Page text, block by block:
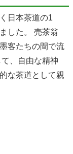
日本茶道の1
した。 売茶翁
客たちの間で流
、自由な精神
な茶道として親